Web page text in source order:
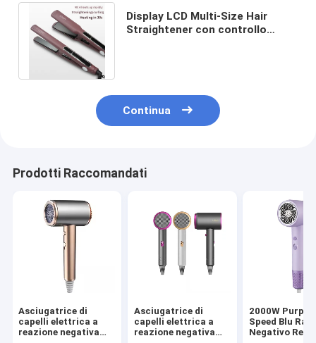
Display LCD Multi-Size Hair
Straightener con controllo
Continua
Prodotti Raccomandati
Asciugatrice di
capelli elettrica a
reazione negativa
Asciugatrice di
capelli elettrica a
reazione negativa
2000W Purple
Speed Blu Ray
Negativo